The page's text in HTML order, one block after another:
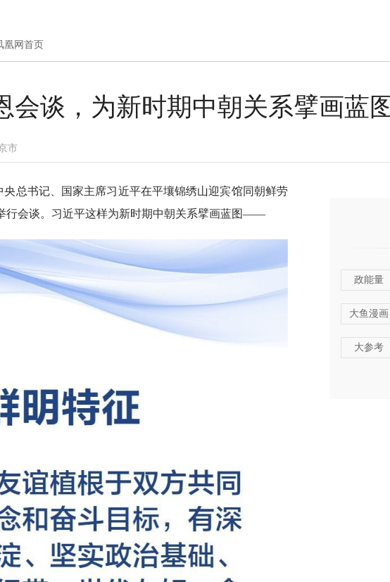
凰网首页
会谈，为新时期中朝关系擘画蓝图
市
央总书记、国家主席习近平在平壤锦绣山迎宾馆同朝鲜劳
行会谈。习近平这样为新时期中朝关系擘画蓝图——
政能量
大鱼漫画
大参考